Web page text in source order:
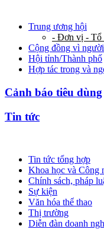
Trung ương hội
- Đơn vị - Tổ
Cộng đồng vì
Hội tỉnh/Thành phố
Hợp tác trong và
Cảnh báo tiêu dùng
Tin tức
Tin tức tổng hợp
Khoa học và Công
Chính sách, pháp
Sự kiện
Văn hóa thể thao
Thị trường
Diễn đàn doanh